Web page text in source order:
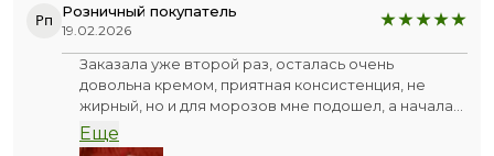
Рп Розничный покупатель
19.02.2026
Заказала уже второй раз, осталась очень
довольна кремом, приятная консистенция, не
жирный, но и для морозов мне подошел, а начала
пользоваться осенью. На мой взгляд, никаких
Еще